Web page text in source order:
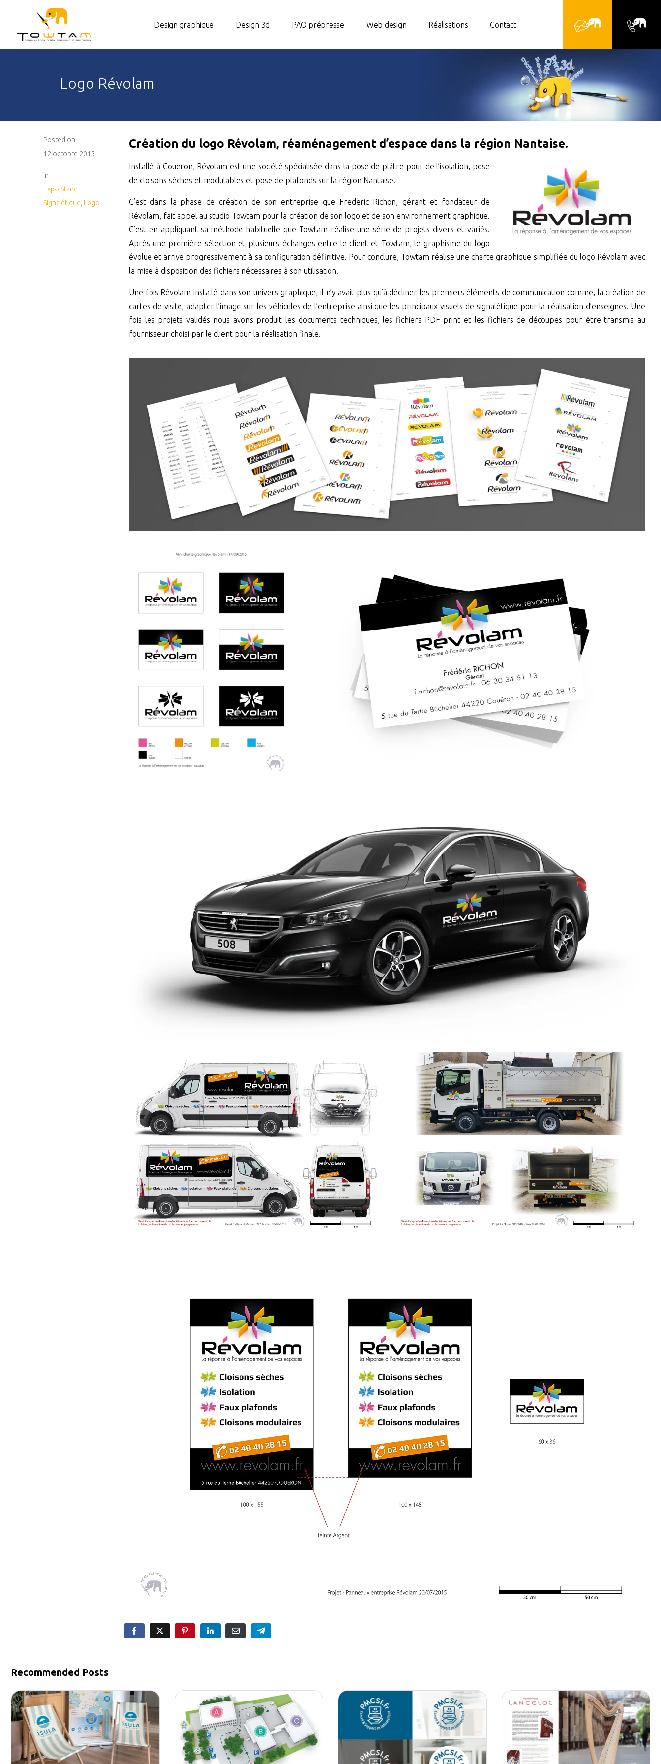
Design graphique Design 3d PAO prépresse Web design Réalisations Contact
Logo Révolam
Posted on
12 octobre 2015
In
Expo Stand
Signalétique Logo
Création du logo Révolam, réaménagement d’espace dans la région Nantaise.
Installé à Couëron, Révolam est une société spécialisée dans la pose de plâtre pour de l’isolation, pose
de cloisons sèches et modulables et pose de plafonds sur la région Nantaise.
C’est dans la phase de création de son entreprise que Frederic Richon, gérant et fondateur de
Révolam, fait appel au studio Towtam pour la création de son logo et de son environnement graphique.
C’est en appliquant sa méthode habituelle que Towtam réalise une série de projets divers et variés.
Après une première sélection et plusieurs échanges entre le client et Towtam, le graphisme du logo
évolue et arrive progressivement à sa configuration définitive. Pour conclure, Towtam réalise une charte graphique simplifiée du logo Révolam avec
la mise à disposition des fichiers nécessaires à son utilisation.
Une fois Révolam installé dans son univers graphique, il n’y avait plus qu’à décliner les premiers éléments de communication comme, la création de
cartes de visite, adapter l’image sur les véhicules de l’entreprise ainsi que les principaux visuels de signalétique pour la réalisation d’enseignes. Une
fois les projets validés nous avons produit les documents techniques, les fichiers PDF print et les fichiers de découpes pour être transmis au
fournisseur choisi par le client pour la réalisation finale.
Recommended Posts